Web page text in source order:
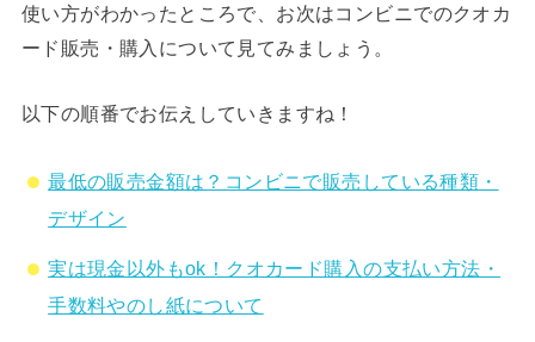
使い方がわかったところで、お次はコンビニでのクオカ
ード販売・購入について見てみましょう。
以下の順番でお伝えしていきますね！
最低の販売金額は？コンビニで販売している種類・
デザイン
実は現金以外もok！クオカード購入の支払い方法・
手数料やのし紙について